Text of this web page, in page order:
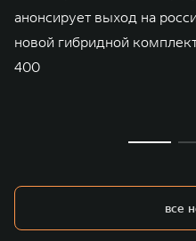
анонсирует выход на
новой гибридной
400
все